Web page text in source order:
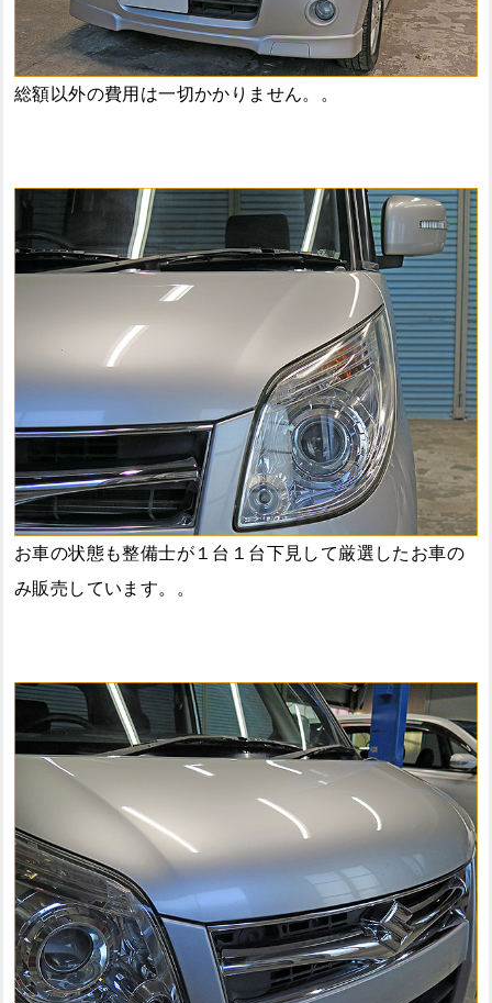
総額以外の費用は一切かかりません。。
お車の状態も整備士が１台１台下見して厳選したお車の
み販売しています。。